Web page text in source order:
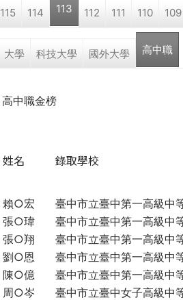
a
r
e
e
115 114 113 112 111 110 109
大學 科技大學 國外大學 高中職
高中職金榜
姓名 錄取學校
賴○宏 臺中市立臺中第一高級中
張○瑋
臺中市立臺中第一高級中
張○翔
臺中市立臺中第一高級中
劉○恩
臺中市立臺中第一高級中
陳○億
臺中市立臺中第一高級中
周○岑
臺中市立臺中女子高級中